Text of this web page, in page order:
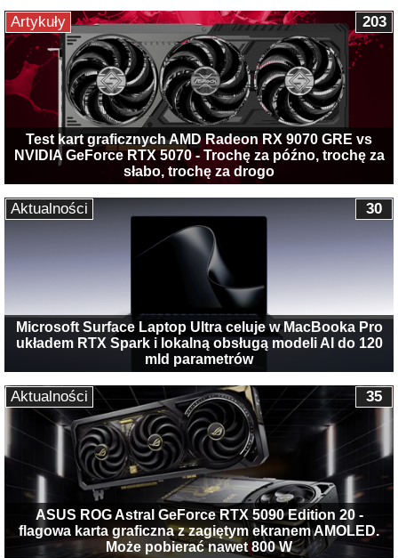
Test kart graficznych AMD Radeon RX 9070 GRE vs
NVIDIA GeForce RTX 5070 - Trochę za późno, trochę za
słabo, trochę za drogo
203
Artykuły
Microsoft Surface Laptop Ultra celuje w MacBooka Pro
układem RTX Spark i lokalną obsługą modeli AI do 120
mld parametrów
30
Aktualności
ASUS ROG Astral GeForce RTX 5090 Edition 20 -
flagowa karta graficzna z zagiętym ekranem AMOLED.
Może pobierać nawet 800 W
35
Aktualności